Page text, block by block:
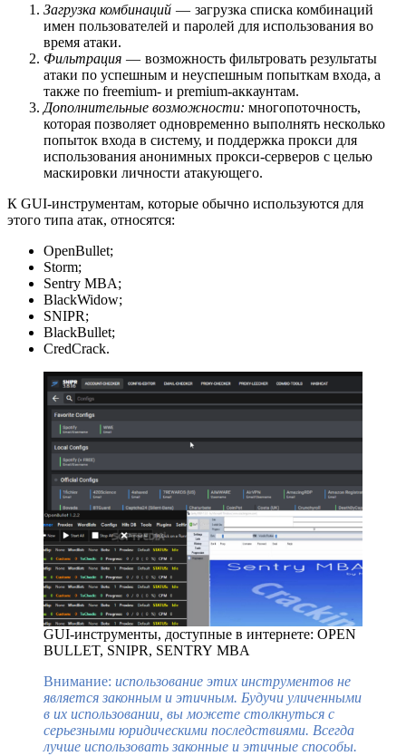
Загрузка комбинаций — загрузка списка комбинаций
имен пользователей и паролей для использования во
время атаки.
Фильтрация — возможность фильтровать результаты
атаки по успешным и неуспешным попыткам входа, а
также по freemium- и premium-аккаунтам.
Дополнительные возможности: многопоточность,
которая позволяет одновременно выполнять несколько
попыток входа в систему, и поддержка прокси для
использования анонимных прокси-серверов с целью
маскировки личности атакующего.
К GUI-инструментам, которые обычно используются для
этого типа атак, относятся:
OpenBullet;
Storm;
Sentry MBA;
BlackWidow;
SNIPR;
BlackBullet;
CredCrack.
GUI-инструменты, доступные в интернете: OPEN
BULLET, SNIPR, SENTRY MBA
Внимание: использование этих инструментов не
является законным и этичным. Будучи уличенными
в их использовании, вы можете столкнуться с
серьезными юридическими последствиями. Всегда
лучше использовать законные и этичные способы.